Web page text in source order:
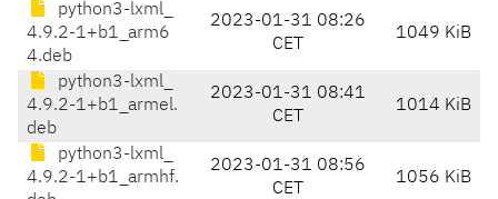
python3-lxml_
4.9.2-1+b1_arm6
4.deb
2023-01-31 08:26
CET
1049 KiB
python3-lxml_
4.9.2-1+b1_armel.
deb
2023-01-31 08:41
CET
1014 KiB
python3-lxml_
4.9.2-1+b1_armhf.
2023-01-31 08:56
CET
1056 KiB